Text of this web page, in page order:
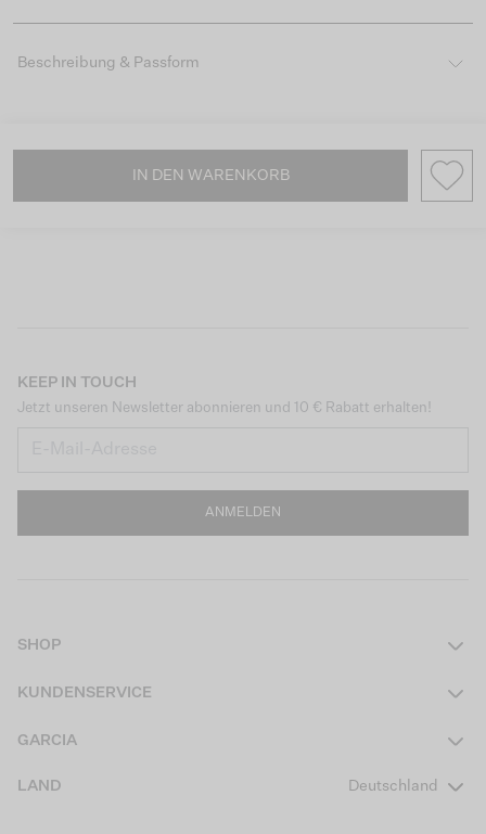
Beschreibung & Passform
IN DEN WARENKORB
KEEP IN TOUCH
Jetzt unseren Newsletter abonnieren und 10 € Rabatt erhalten!
ANMELDEN
SHOP
Jungen Teens
KUNDENSERVICE
GARCIA
LAND Deutschland